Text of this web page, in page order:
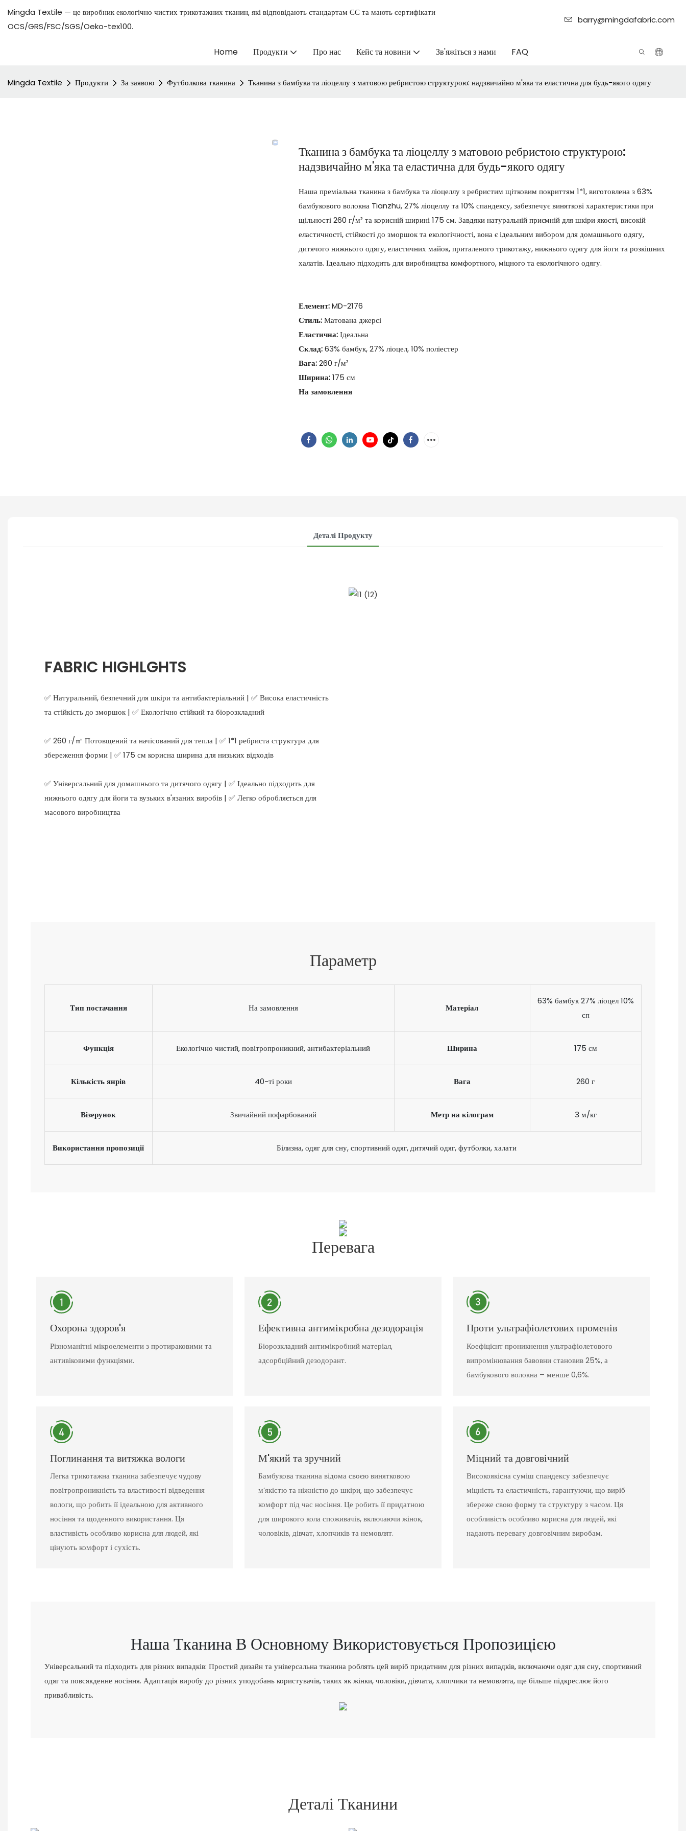
Mingda Textile — це виробник екологічно чистих трикотажних тканин, які відповідають стандартам ЄС та мають сертифікати
OCS/GRS/FSC/SGS/Oeko-tex100.
barry@mingdafabric.com
Home Продукти Про нас Кейс та новини Зв'яжіться з нами FAQ
Mingda Textile Продукти За заявою Футболкова тканина Тканина з бамбука та ліоцеллу з матовою ребристою структурою: надзвичайно м'яка та еластична для будь-якого одягу
Тканина з бамбука та ліоцеллу з матовою ребристою структурою:
надзвичайно м'яка та еластична для будь-якого одягу
Наша преміальна тканина з бамбука та ліоцеллу з ребристим щітковим покриттям 1*1, виготовлена ​​з 63%
бамбукового волокна Tianzhu, 27% ліоцеллу та 10% спандексу, забезпечує виняткові характеристики при
щільності 260 г/м² та корисній ширині 175 см. Завдяки натуральній приємній для шкіри якості, високій
еластичності, стійкості до зморшок та екологічності, вона є ідеальним вибором для домашнього одягу,
дитячого нижнього одягу, еластичних майок, приталеного трикотажу, нижнього одягу для йоги та розкішних
халатів. Ідеально підходить для виробництва комфортного, міцного та екологічного одягу.
Елемент:MD-2176
Стиль:Матована джерсі
Еластична:Ідеальна
Склад:63% бамбук, 27% ліоцел, 10% поліестер
Вага:260 г/м²
Ширина:175 см
На замовлення
Деталі Продукту
FABRIC HIGHLGHTS
✅ Натуральний, безпечний для шкіри та антибактеріальний | ✅ Висока еластичність
та стійкість до зморшок | ✅ Екологічно стійкий та біорозкладний
✅ 260 г/㎡ Потовщений та начісований для тепла | ✅ 1*1 ребриста структура для
збереження форми | ✅ 175 см корисна ширина для низьких відходів
✅ Універсальний для домашнього та дитячого одягу | ✅ Ідеально підходить для
нижнього одягу для йоги та вузьких в'язаних виробів | ✅ Легко обробляється для
масового виробництва
Параметр
Тип постачання На замовлення Матеріал
63% бамбук 27% ліоцел 10%
сп
Функція Екологічно чистий, повітропроникний, антибактеріальний Ширина 175 см
Кількість янрів 40-ті роки Вага 260 г
Візерунок Звичайний пофарбований Метр на кілограм 3 м/кг
Використання пропозиції Білизна, одяг для сну, спортивний одяг, дитячий одяг, футболки, халати
Перевага
Охорона здоров'я
Різноманітні мікроелементи з протираковими та
антивіковими функціями.
Ефективна антимікробна дезодорація
Біорозкладний антимікробний матеріал,
адсорбційний дезодорант.
Проти ультрафіолетових променів
Коефіцієнт проникнення ультрафіолетового
випромінювання бавовни становив 25%, а
бамбукового волокна – менше 0,6%.
Поглинання та витяжка вологи
Легка трикотажна тканина забезпечує чудову
повітропроникність та властивості відведення
вологи, що робить її ідеальною для активного
носіння та щоденного використання. Ця
властивість особливо корисна для людей, які
цінують комфорт і сухість.
М'який та зручний
Бамбукова тканина відома своєю винятковою
м’якістю та ніжністю до шкіри, що забезпечує
комфорт під час носіння. Це робить її придатною
для широкого кола споживачів, включаючи жінок,
чоловіків, дівчат, хлопчиків та немовлят.
Міцний та довговічний
Високоякісна суміш спандексу забезпечує
міцність та еластичність, гарантуючи, що виріб
збереже свою форму та структуру з часом. Ця
особливість особливо корисна для людей, які
надають перевагу довговічним виробам.
Наша Тканина В Основному Використовується Пропозицією
Універсальний та підходить для різних випадків: Простий дизайн та універсальна тканина роблять цей виріб придатним для різних випадків, включаючи одяг для сну, спортивний
одяг та повсякденне носіння. Адаптація виробу до різних уподобань користувачів, таких як жінки, чоловіки, дівчата, хлопчики та немовлята, ще більше підкреслює його
привабливість.
Деталі Тканини